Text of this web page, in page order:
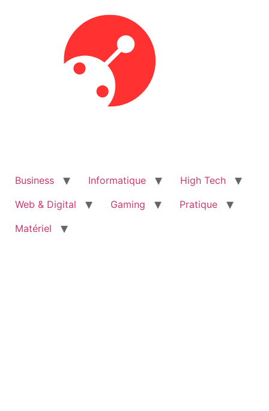
Business Informatique
High Tech
Web & Digital
Gaming
Pratique
Matériel